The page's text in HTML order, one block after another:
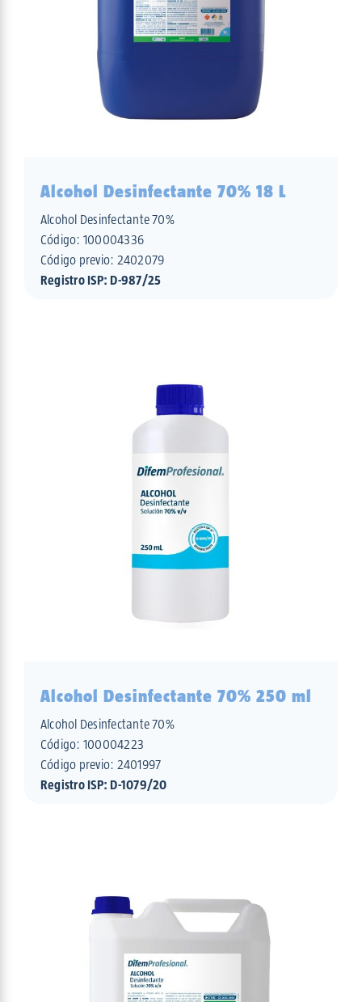
Alcohol Desinfectante 70% 18 L
Alcohol Desinfectante 70%
Código: 100004336
Código previo: 2402079
Registro ISP: D-987/25
Alcohol Desinfectante 70% 250 ml
Alcohol Desinfectante 70%
Código: 100004223
Código previo: 2401997
Registro ISP: D-1079/20